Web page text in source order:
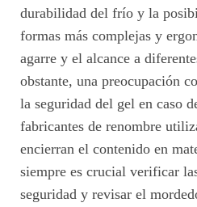
durabilidad del frío y la
formas más complejas y
agarre y el alcance a
obstante, una preocupación
la seguridad del gel en caso
fabricantes de renombre
encierran el contenido en
siempre es crucial verificar
seguridad y revisar el